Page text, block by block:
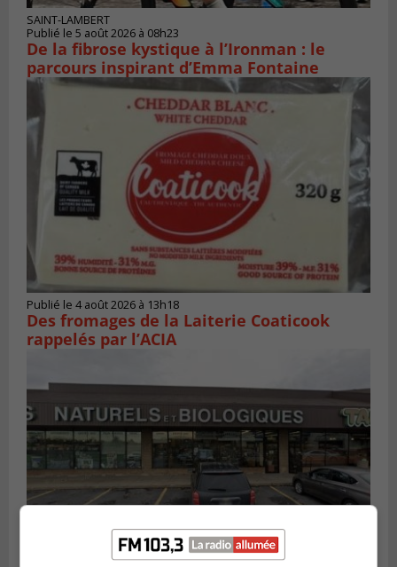
SAINT-LAMBERT
Publié le 5 août 2026 à 08h23
De la fibrose kystique à l’Ironman : le
parcours inspirant d’Emma Fontaine
Publié le 4 août 2026 à 13h18
Des fromages de la Laiterie Coaticook
rappelés par l’ACIA